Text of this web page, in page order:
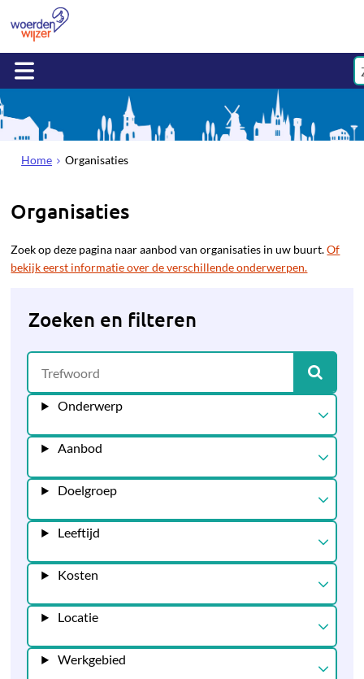
Home Organisaties
Organisaties
Zoek op deze pagina naar aanbod van organisaties in uw buurt.Of
bekijk eerst informatie over de verschillende onderwerpen.
Zoeken en filteren
Onderwerp
Aanbod
Doelgroep
Leeftijd
Kosten
Locatie
Werkgebied